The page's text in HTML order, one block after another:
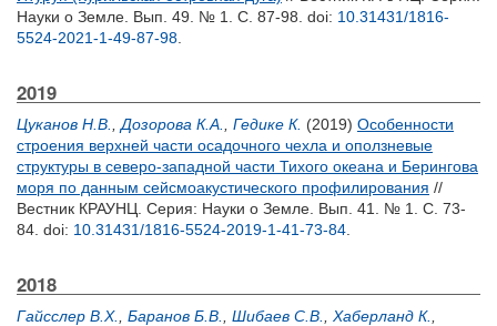
Науки о Земле. Вып. 49. № 1. С. 87-98. doi: 10.31431/1816-
5524-2021-1-49-87-98
2019
Цуканов Н.В. Дозорова К.А. Гедике К. (2019) Особенности
строения верхней части осадочного чехла и оползневые
структуры в северо-западной части Тихого океана и Берингова
моря по данным сейсмоакустического профилирования //
Вестник КРАУНЦ. Серия: Науки о Земле. Вып. 41. № 1. С. 73-
84. doi: 10.31431/1816-5524-2019-1-41-73-84
2018
Гайсслер В.Х. Баранов Б.В. Шибаев С.В. Хаберланд К.